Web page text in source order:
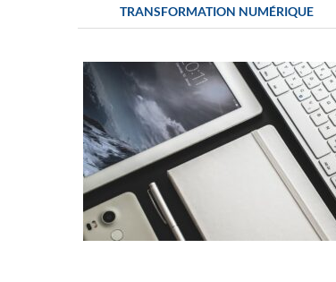
TRANSFORMATION NUMÉRIQUE